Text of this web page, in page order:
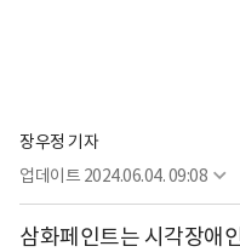
장우정 기자
업데이트 2024.06.04. 09:08
삼화페인트는 시각장애